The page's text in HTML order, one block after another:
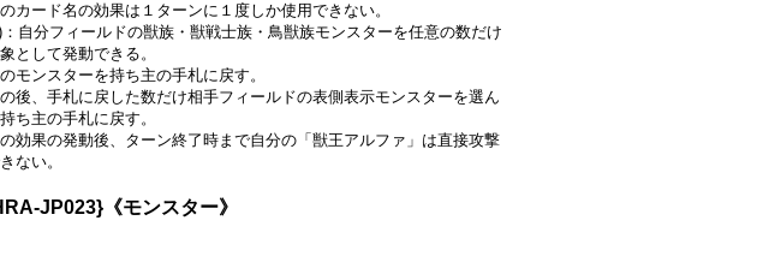
カード名の効果は１ターンに１度しか使用できない。
：自分フィールドの獣族・獣戦士族・鳥獣族モンスターを任意の数だけ
として発動できる。
モンスターを持ち主の手札に戻す。
後、手札に戻した数だけ相手フィールドの表側表示モンスターを選ん
ち主の手札に戻す。
効果の発動後、ターン終了時まで自分の「獣王アルファ」は直接攻撃
ない。
JP023}《モンスター》